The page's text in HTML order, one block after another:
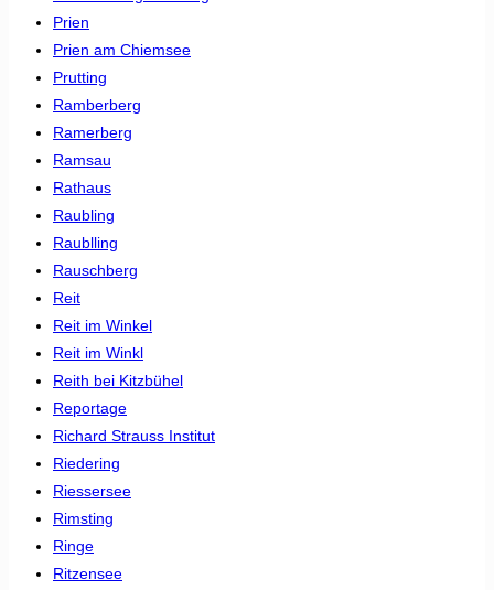
Prien
Prien am Chiemsee
Prutting
Ramberberg
Ramerberg
Ramsau
Rathaus
Raubling
Raublling
Rauschberg
Reit
Reit im Winkel
Reit im Winkl
Reith bei Kitzbühel
Reportage
Richard Strauss Institut
Riedering
Riessersee
Rimsting
Ringe
Ritzensee